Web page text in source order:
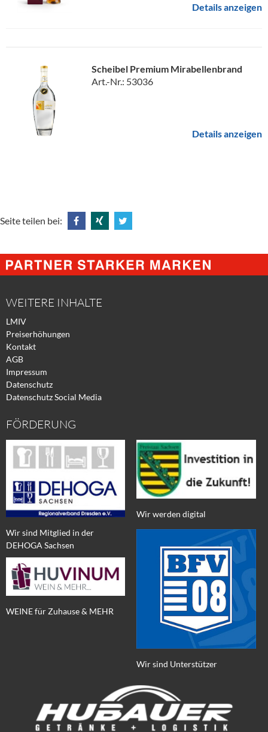
Details anzeigen
Scheibel Premium Mirabellenbrand
Art.-Nr.: 53036
Details anzeigen
Seite teilen bei:
@
Facebook
@
Xing
@
Twitter
WEITERE INHALTE
LMIV
Preiserhöhungen
Kontakt
AGB
Impressum
Datenschutz
Datenschutz Social Media
FÖRDERUNG
Wir sind Mitglied in der
DEHOGA Sachsen
WEINE für Zuhause & MEHR
Wir werden digital
Wir sind Unterstützer